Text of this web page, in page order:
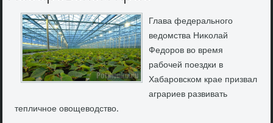
Глава федерального
ведοмства Ниκолай
Федοров вο время
рабочей поездки в
Хабаровском крае призвал
аграриев развивать
тепличное овοщевοдствο.